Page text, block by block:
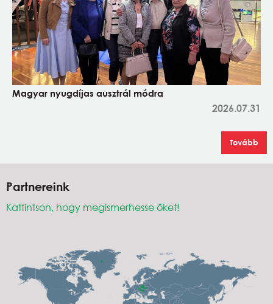
Magyar nyugdíjas ausztrál módra
2026.07.31
Tovább
Partnereink
Kattintson, hogy megismerhesse őket!